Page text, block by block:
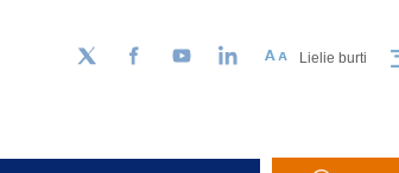
Sekojiet mums Twitter
FacebookYouTubeLinkedIn Lielie burti